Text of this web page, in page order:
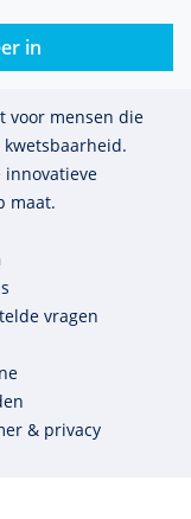
in
voor mensen die
innova­tieve
maat.
vragen
& privacy